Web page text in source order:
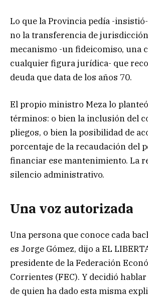
Lo que la Provincia pedía -
no la transferencia de
mecanismo -un fideicomiso, una
cualquier figura jurídica- que
deuda que data de los años 70.
El propio ministro Meza lo
términos: o bien la inclusión del
pliegos, o bien la posibilidad de
porcentaje de la recaudación del
financiar ese mantenimiento. La
silencio administrativo.
Una voz autorizada
Una persona que conoce cada
es Jorge Gómez, dijo a EL
presidente de la Federación
Corrientes (FEC). Y decidió
de quien ha dado esta misma